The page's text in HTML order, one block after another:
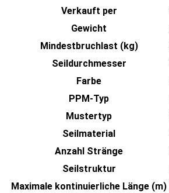
Verkauft per
Gewicht
Mindestbruchlast (kg)
Seildurchmesser
Farbe
PPM-Typ
Mustertyp
Seilmaterial
Anzahl Stränge
Seilstruktur
Maximale kontinuierliche Länge (m)